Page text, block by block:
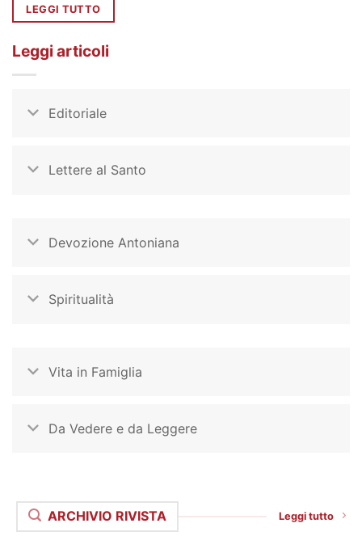
LEGGI TUTTO
Leggi articoli
Editoriale
Lettere al Santo
Devozione Antoniana
Spiritualità
Vita in Famiglia
Da Vedere e da Leggere
ARCHIVIO RIVISTA Leggi tutto